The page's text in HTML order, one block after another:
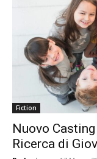
Fiction
Nuovo
Ricerca di